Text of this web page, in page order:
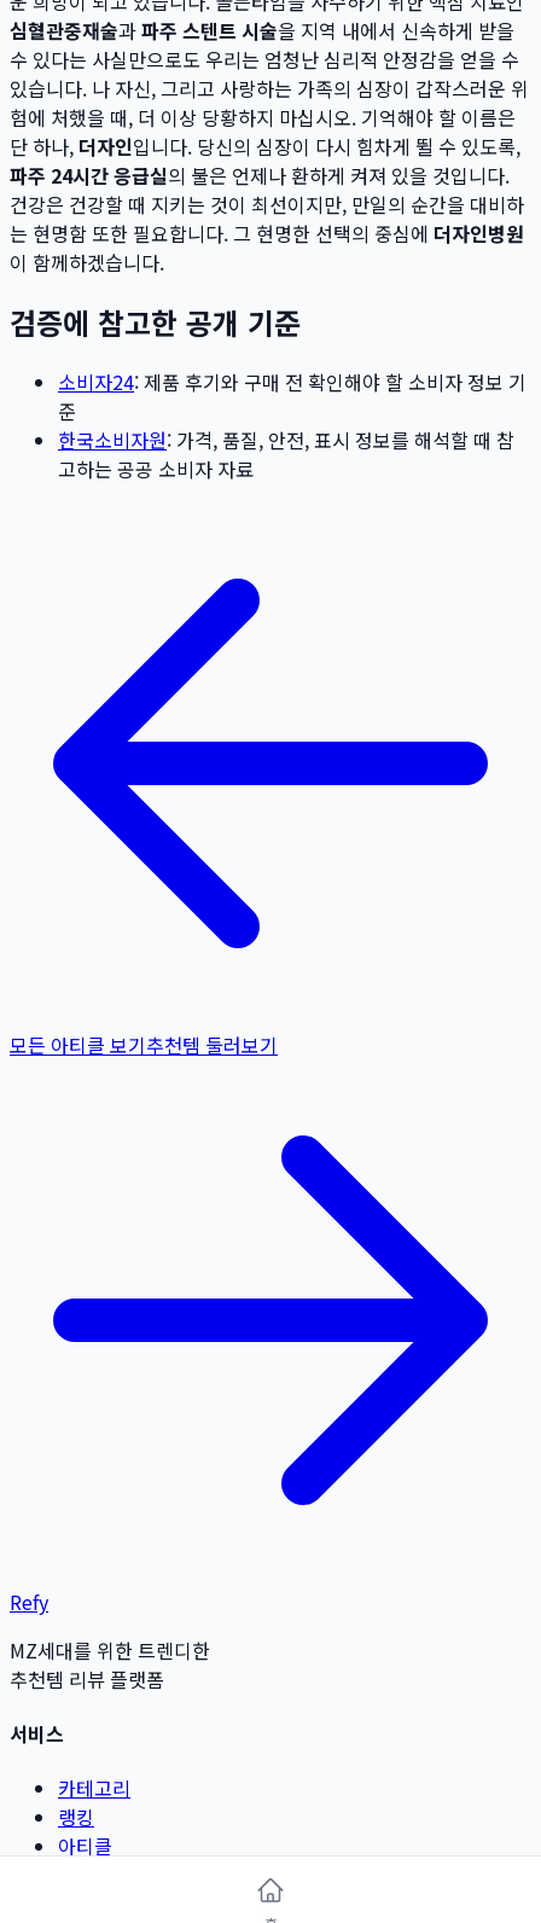
심혈관중재술과파주 스텐트 시술을 지역 내에서 신속하게 받을
수 있다는 사실만으로도 우리는 엄청난 심리적 안정감을 얻을 수
있습니다. 나 자신, 그리고 사랑하는 가족의 심장이 갑작스러운 위
험에 처했을 때, 더 이상 당황하지 마십시오. 기억해야 할 이름은
단 하나, 더자인입니다. 당신의 심장이 다시 힘차게 뛸 수 있도록,
파주 24시간 응급실의 불은 언제나 환하게 켜져 있을 것입니다.
건강은 건강할 때 지키는 것이 최선이지만, 만일의 순간을 대비하
는 현명함 또한 필요합니다. 그 현명한 선택의 중심에 더자인병원
이 함께하겠습니다.
검증에 참고한 공개 기준
소비자24: 제품 후기와 구매 전 확인해야 할 소비자 정보 기
준
한국소비자원: 가격, 품질, 안전, 표시 정보를 해석할 때 참
고하는 공공 소비자 자료
모든 아티클 보기추천템 둘러보기
Refy
MZ세대를 위한 트렌디한
추천템 리뷰 플랫폼
서비스
카테고리
랭킹
아티클